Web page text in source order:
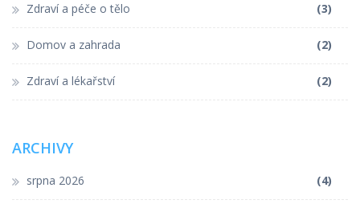
Zdraví a péče o tělo (3)
Domov a zahrada (2)
Zdraví a lékařství (2)
ARCHIVY
srpna 2026 (4)